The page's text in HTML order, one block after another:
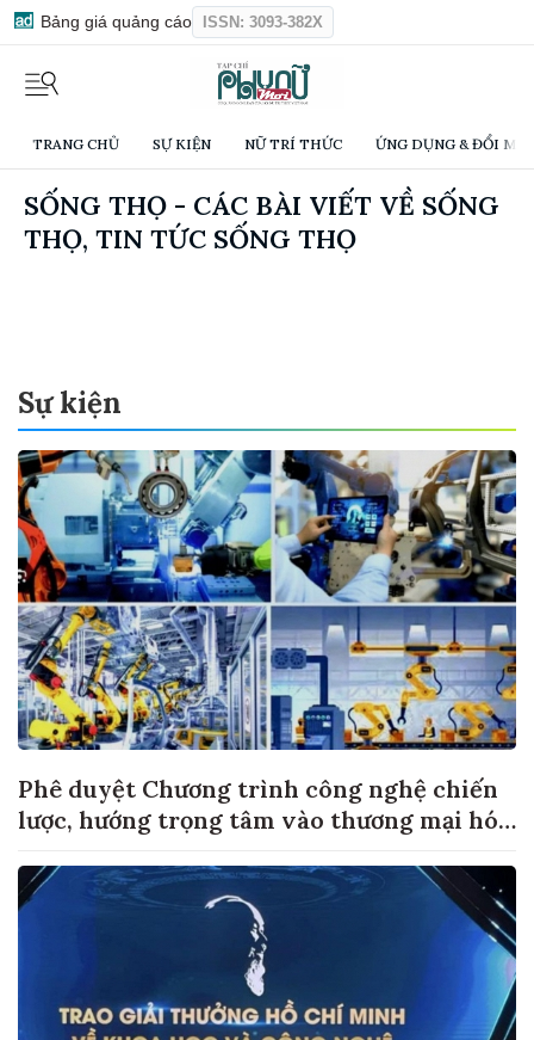
Bảng giá quảng cáo ISSN: 3093-382X
TRANG CHỦ SỰ KIỆN NỮ TRÍ THỨC ỨNG DỤNG & ĐỔI
SỐNG THỌ - CÁC BÀI VIẾT VỀ SỐNG
THỌ, TIN TỨC SỐNG THỌ
Sự kiện
Phê duyệt Chương trình công nghệ chiến
lược, hướng trọng tâm vào thương mại hóa